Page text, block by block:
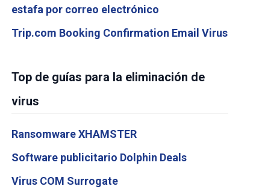
estafa por correo electrónico
Trip.com Booking Confirmation Email Virus
Top de guías para la eliminación de
virus
Ransomware XHAMSTER
Software publicitario Dolphin Deals
Virus COM Surrogate